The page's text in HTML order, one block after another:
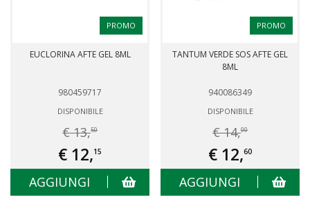
PROMO
EUCLORINA AFTE GEL 8ML
980459717
DISPONIBILE
€ 13,50
€ 12,15
AGGIUNGI
PROMO
TANTUM VERDE SOS AFTE GEL
8ML
940086349
DISPONIBILE
€ 14,00
€ 12,60
AGGIUNGI